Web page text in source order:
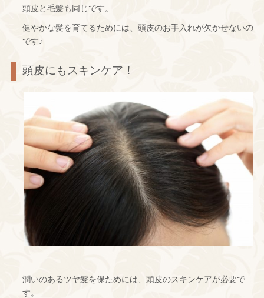
頭皮と毛髪も同じです。
健やかな髪を育てるためには、頭皮のお手入れが欠かせないの
です♪
頭皮にもスキンケア！
潤いのあるツヤ髪を保ためには、頭皮のスキンケアが必要で
す。